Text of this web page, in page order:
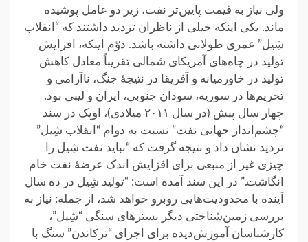
ولی نیاز به قیمت پایین‌تر نفت، زیر دو عامل پوشیده
ماند. یکی اینکه خیلی از ناظران تردید داشتند که “انقلاب
شِیل” عمری طولانی داشته باشد. دوّم اینکه، افزایش
تولید در چاه‌های آمریکای شمالی تقریباً معادل کاهش
تولید در خاورمیانه و آفریقا در نتیجهٔ جنگ، ناآرامی و
تحریم‌ها در سوریه، سودان جنوبی، ایران و لیبی بود.
چهار سال پیش (در سال ۲۰۱۱ میلادی)، اوپک در سند
“چشم‌انداز جهانی نفت” نسبت به دوام “انقلاب شِیل”
تردید نشان داد و نتیجه گرفت که “نباید نفت شِیل را
چیزی غیر از منبعی برای افزایش اندک عرضهٔ نفت خام
انگاشت.” در این سند آمده است: “تولید شِیل در ده سال
آینده با محدودیت‌هایی روبرو خواهد شد، از جمله: نیاز به
بررسی زمین‌شناختی دیگر بسترهای سنگی “شِیل”،
کارشناسان آموزش‌دیده برای اجرای “ترکاندن” سنگ با